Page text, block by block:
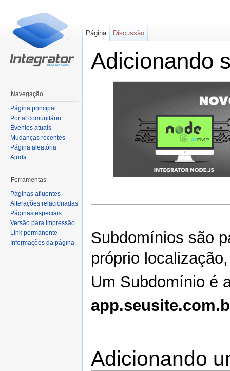
Adicionando
Subdomínios são
próprio
Um Subdomínio é
Adicionando
Página Discussão
Navegação
Página principal
Portal comunitário
Eventos atuais
Mudanças recentes
Página aleatória
Ajuda
Ferramentas
Páginas afluentes
Alterações relacionadas
Páginas especiais
Versão para impressão
Link permanente
Informações da página